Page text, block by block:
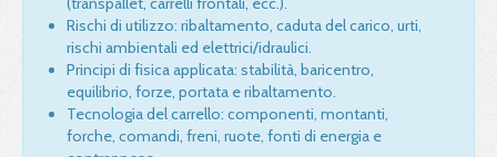
Rischi di utilizzo: ribaltamento, caduta del carico, urti,
rischi ambientali ed elettrici/idraulici.
Principi di fisica applicata: stabilità, baricentro,
equilibrio, forze, portata e ribaltamento.
Tecnologia del carrello: componenti, montanti,
forche, comandi, freni, ruote, fonti di energia e